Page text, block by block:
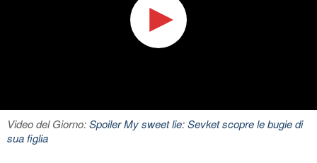
Video del Giorno:Spoiler My sweet lie: Sevket scopre le bugie di
sua figlia